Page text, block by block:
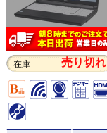
在庫 売り切れ